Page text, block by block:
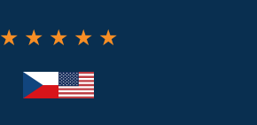
★ ★ ★ ★ ★